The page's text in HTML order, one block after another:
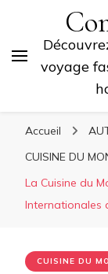
voyage
Accueil
CUISINE DU
La Cuisine du
Internationales
CUISINE DU